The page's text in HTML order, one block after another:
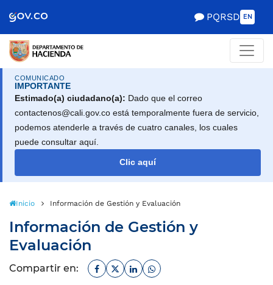
de Gobierno
PQRSD EN
COMUNICADO
IMPORTANTE
Estimado(a) ciudadano(a): Dado que el correo
contactenos@cali.gov.co está temporalmente fuera de servicio,
podemos atenderle a través de cuatro canales, los cuales
puede consultar aquí.
Clic aquí
Inicio Información de Gestión y Evaluación
Información de Gestión y
Evaluación
Compartir en: Facebook
TwitterLinkedinWhatsapp